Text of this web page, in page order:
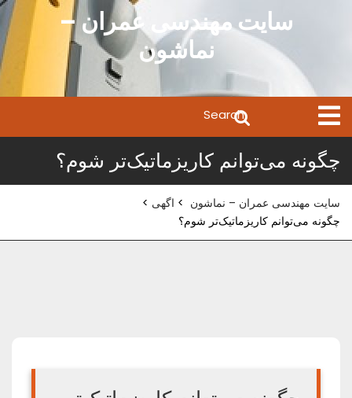
سایت مهندسی عمران –
نماشون
Open
Menu
for:
چگونه می‌توانم کاریزماتیک‌تر شوم؟
سایت مهندسی عمران – نماشون > اگهی >
چگونه می‌توانم کاریزماتیک‌تر شوم؟